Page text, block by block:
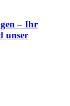
– Ihr
unser